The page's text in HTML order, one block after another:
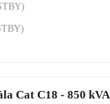
Cat C18 - 850 kVA